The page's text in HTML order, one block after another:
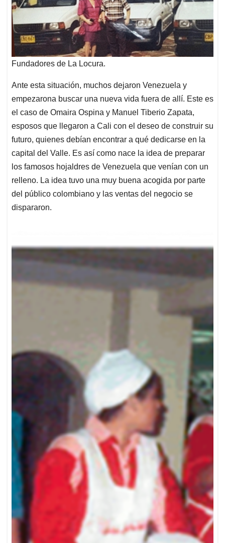
Fundadores de La Locura.
Ante esta situación, muchos dejaron Venezuela y
empezarona buscar una nueva vida fuera de allí. Este es
el caso de Omaira Ospina y Manuel Tiberio Zapata,
esposos que llegaron a Cali con el deseo de construir su
futuro, quienes debían encontrar a qué dedicarse en la
capital del Valle. Es así como nace la idea de preparar
los famosos hojaldres de Venezuela que venían con un
relleno. La idea tuvo una muy buena acogida por parte
del público colombiano y las ventas del negocio se
dispararon.